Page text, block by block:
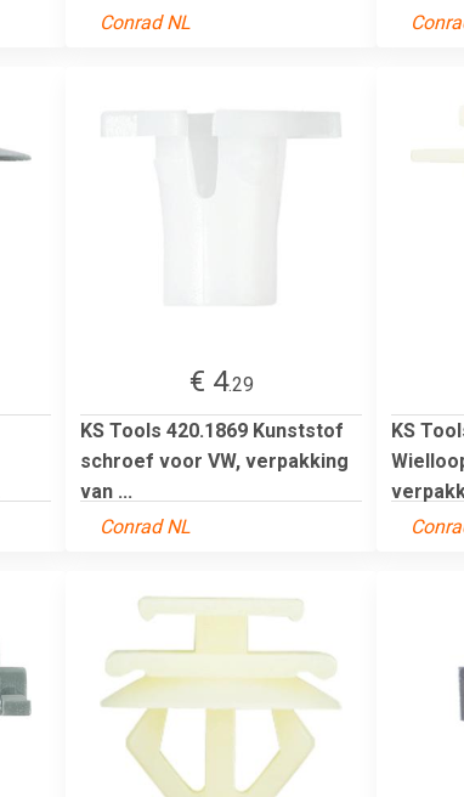
Conrad NL
€ 4.29
KS Tools 420.1869 Kunststof
schroef voor VW, verpakking
van ...
Conrad NL
KS